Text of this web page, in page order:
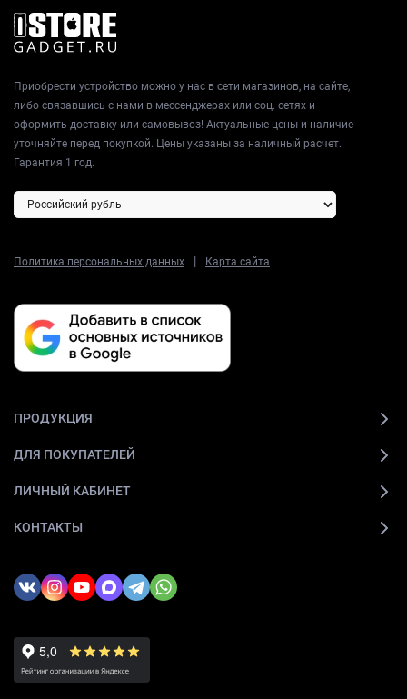
Приобрести устройство можно у нас в сети магазинов, на сайте,
либо связавшись с нами в мессенджерах или соц. сетях и
оформить доставку или самовывоз! Актуальные цены и наличие
уточняйте перед покупкой. Цены указаны за наличный расчет.
Гарантия 1 год.
Политика персональных данных | Карта сайта
ПРОДУКЦИЯ
ДЛЯ ПОКУПАТЕЛЕЙ
ЛИЧНЫЙ КАБИНЕТ
КОНТАКТЫ